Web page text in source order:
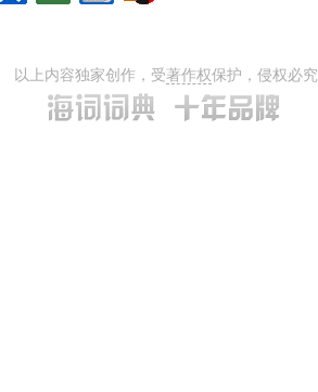
以上内容独家创作，受著作权保护，侵权必究